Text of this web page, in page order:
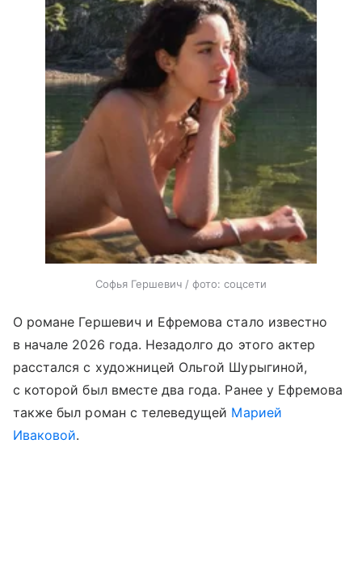
Софья Гершевич / фото: соцсети
О романе Гершевич и Ефремова стало известно
в начале 2026 года. Незадолго до этого актер
расстался с художницей Ольгой Шурыгиной,
с которой был вместе два года. Ранее у Ефремова
также был роман с телеведущей Марией
Иваковой.